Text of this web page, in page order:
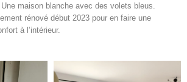
maison blanche avec des volets bleus.
rénové début 2023 pour en faire une
à l’intérieur.